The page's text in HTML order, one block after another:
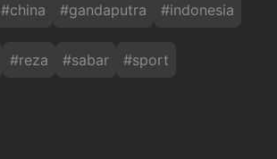
#china #gandaputra #indonesia
#reza #sabar #sport